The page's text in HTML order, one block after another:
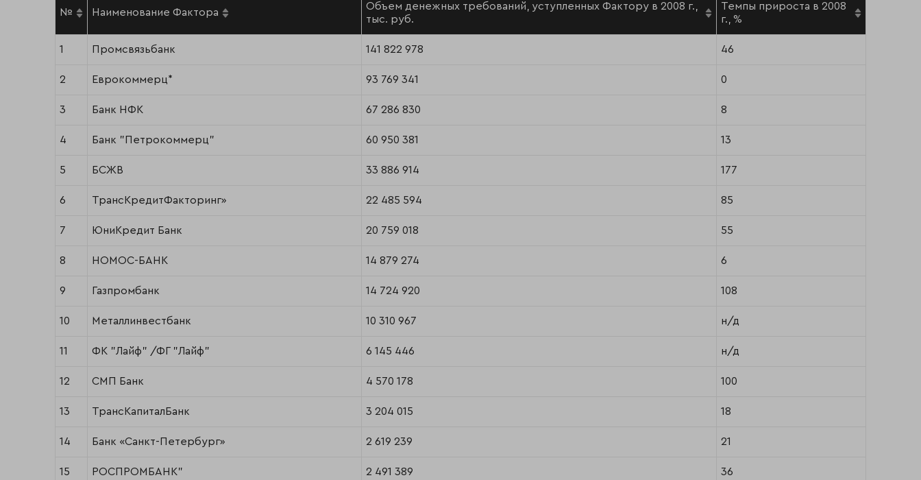
№ Наименование Фактора
Объем денежных требований, уступленных Фактору в 2008 г.,
тыс. руб.
Темпы прироста в 2008
г., %
1 Промсвязьбанк 141 822 978 46
2 Еврокоммерц* 93 769 341 0
3 Банк НФК 67 286 830 8
4 Банк "Петрокоммерц" 60 950 381 13
5 БСЖВ 33 886 914 177
6 ТрансКредитФакторинг» 22 485 594 85
7 ЮниКредит Банк 20 759 018 55
8 НОМОС-БАНК 14 879 274 6
9 Газпромбанк 14 724 920 108
10 Металлинвестбанк 10 310 967 н/д
11 ФК "Лайф" /ФГ "Лайф" 6 145 446 н/д
12 СМП Банк 4 570 178 100
13 ТрансКапиталБанк 3 204 015 18
14 Банк «Санкт-Петербург» 2 619 239 21
15 РОСПРОМБАНК" 2 491 389 36